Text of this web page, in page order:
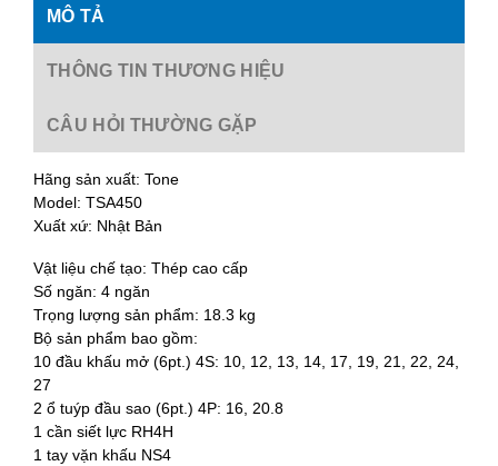
MÔ TẢ
THÔNG TIN THƯƠNG HIỆU
CÂU HỎI THƯỜNG GẶP
Hãng sản xuất: Tone
Model: TSA450
Xuất xứ: Nhật Bản
Vật liệu chế tạo: Thép cao cấp
Số ngăn: 4 ngăn
Trọng lượng sản phẩm: 18.3 kg
Bộ sản phẩm bao gồm:
10 đầu khấu mở (6pt.) 4S: 10, 12, 13, 14, 17, 19, 21, 22, 24,
27
2 ổ tuýp đầu sao (6pt.) 4P: 16, 20.8
1 cần siết lực RH4H
1 tay vặn khấu NS4